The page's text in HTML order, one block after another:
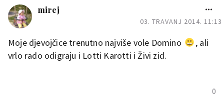
mirej
03. TRAVANJ 2014. 11:13
Moje djevojčice trenutno najviše vole Domino
, ali
vrlo rado odigraju i Lotti Karotti i Živi zid.
0